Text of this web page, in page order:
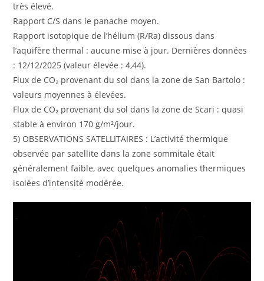
très élevé.
Rapport C/S dans le panache moyen.
Rapport isotopique de l’hélium (R/Ra) dissous dans
l’aquifère thermal : aucune mise à jour. Dernières données
: 12/12/2025 (valeur élevée : 4,44).
Flux de CO₂ provenant du sol dans la zone de San Bartolo :
valeurs moyennes à élevées.
Flux de CO₂ provenant du sol dans la zone de Scari : quasi
stable à environ 170 g/m²/jour.
5) OBSERVATIONS SATELLITAIRES : L’activité thermique
observée par satellite dans la zone sommitale était
généralement faible, avec quelques anomalies thermiques
isolées d’intensité modérée.